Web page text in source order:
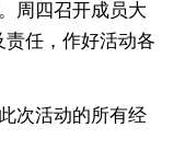
周四召开成员大
任，作好活动各
次活动的所有经